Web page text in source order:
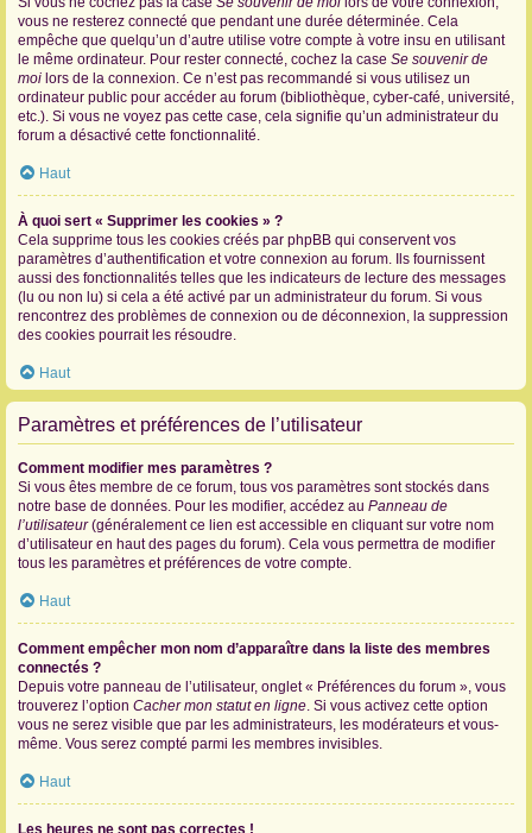
vous ne resterez connecté que pendant une durée déterminée. Cela
empêche que quelqu’un d’autre utilise votre compte à votre insu en utilisant
le même ordinateur. Pour rester connecté, cochez la case Se souvenir de
moi lors de la connexion. Ce n’est pas recommandé si vous utilisez un
ordinateur public pour accéder au forum (bibliothèque, cyber-café, université,
etc.). Si vous ne voyez pas cette case, cela signifie qu’un administrateur du
forum a désactivé cette fonctionnalité.
Haut
À quoi sert « Supprimer les cookies » ?
Cela supprime tous les cookies créés par phpBB qui conservent vos
paramètres d’authentification et votre connexion au forum. Ils fournissent
aussi des fonctionnalités telles que les indicateurs de lecture des messages
(lu ou non lu) si cela a été activé par un administrateur du forum. Si vous
rencontrez des problèmes de connexion ou de déconnexion, la suppression
des cookies pourrait les résoudre.
Haut
Paramètres et préférences de l’utilisateur
Comment modifier mes paramètres ?
Si vous êtes membre de ce forum, tous vos paramètres sont stockés dans
notre base de données. Pour les modifier, accédez au Panneau de
l’utilisateur(généralement ce lien est accessible en cliquant sur votre nom
d’utilisateur en haut des pages du forum). Cela vous permettra de modifier
tous les paramètres et préférences de votre compte.
Haut
Comment empêcher mon nom d’apparaître dans la liste des membres
connectés ?
Depuis votre panneau de l’utilisateur, onglet « Préférences du forum », vous
trouverez l’option Cacher mon statut en ligne. Si vous activez cette option
vous ne serez visible que par les administrateurs, les modérateurs et vous-
même. Vous serez compté parmi les membres invisibles.
Haut
Les heures ne sont pas correctes !